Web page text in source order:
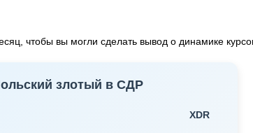
чтобы вы могли сделать вывод о динамике
злотый в СДР
XDR